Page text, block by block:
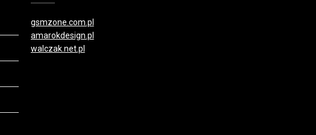
gsmzone.com.pl
amarokdesign.pl
walczak.net.pl